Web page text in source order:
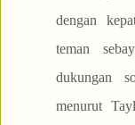
dengan
teman
dukungan
menurut